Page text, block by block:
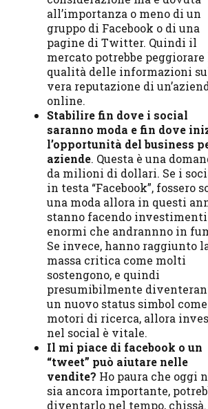
all’importanza o meno di un
gruppo di Facebook o di una
pagine di Twitter. Quindi il
mercato potrebbe peggiorare
qualità delle informazioni
vera reputazione di
online.
Stabilire fin dove i social
saranno moda e fin dove
l’opportunità del business
aziende. Questa è una
da milioni di dollari. Se i
in testa “Facebook”, fossero
una moda allora in questi
stanno facendo investimenti
enormi che andrannno in
Se invece, hanno raggiunto
massa critica come molti
sostengono, e quindi
presumibilmente
un nuovo status simbol
motori di ricerca, allora
nel social è vitale.
Il mi piace di facebook o un
“tweet” può aiutare nelle
vendite? Ho paura che oggi
sia ancora importante,
diventarlo nel tempo, chissà.